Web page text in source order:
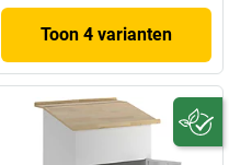
Toon 4 varianten